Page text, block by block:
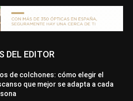
DEL EDITOR
de colchones: cómo elegir el
que mejor se adapta a cada